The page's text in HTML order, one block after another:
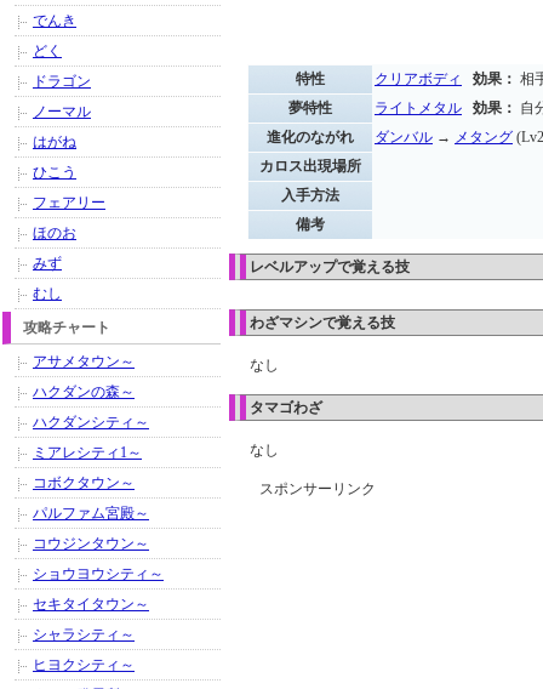
特性 クリアボディ 効果： 相
夢特性
ライトメタル 効果： 自
進化のながれ
ダンバル → メタング
カロス出現場所
入手方法
備考
レベルアップで覚える技
わざマシンで覚える技
なし
タマゴわざ
なし
スポンサーリンク
でんき
どく
ドラゴン
ノーマル
はがね
ひこう
フェアリー
ほのお
みず
むし
攻略チャート
アサメタウン～
ハクダンの森～
ハクダンシティ～
ミアレシティ1～
コボクタウン～
パルファム宮殿～
コウジンタウン～
ショウヨウシティ～
セキタイタウン～
シャラシティ～
ヒヨクシティ～